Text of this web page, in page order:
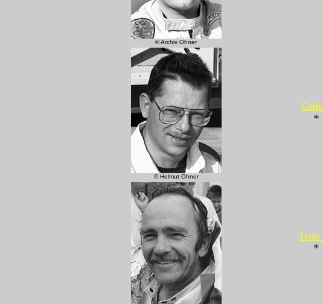
© Archiv Ohner
© Helmut Ohner
*
*